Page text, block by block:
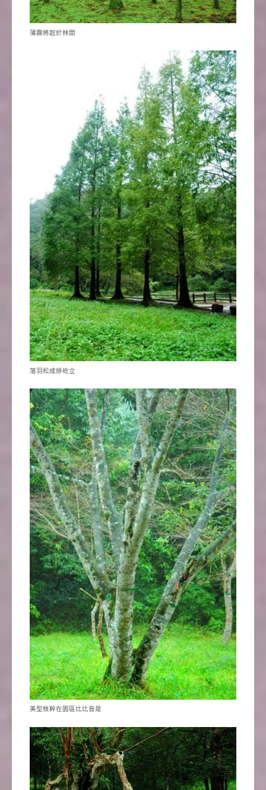
薄霧將起於林間
落羽松成排屹立
美型枝幹在園區比比皆是